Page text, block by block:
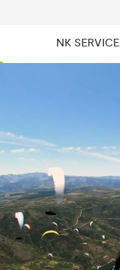
NK SERVICE